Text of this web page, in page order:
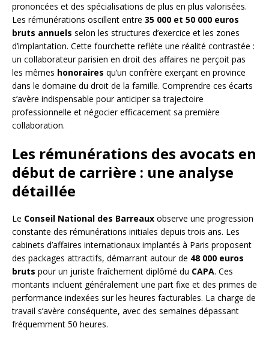
prononcées et des spécialisations de plus en plus valorisées.
Les rémunérations oscillent entre 35 000 et 50 000 euros
bruts annuels selon les structures d’exercice et les zones
d’implantation. Cette fourchette reflète une réalité contrastée :
un collaborateur parisien en droit des affaires ne perçoit pas
les mêmes honoraires qu’un confrère exerçant en province
dans le domaine du droit de la famille. Comprendre ces écarts
s’avère indispensable pour anticiper sa trajectoire
professionnelle et négocier efficacement sa première
collaboration.
Les rémunérations des avocats en
début de carrière : une analyse
détaillée
Le Conseil National des Barreaux observe une progression
constante des rémunérations initiales depuis trois ans. Les
cabinets d’affaires internationaux implantés à Paris proposent
des packages attractifs, démarrant autour de 48 000 euros
bruts pour un juriste fraîchement diplômé du CAPA. Ces
montants incluent généralement une part fixe et des primes de
performance indexées sur les heures facturables. La charge de
travail s’avère conséquente, avec des semaines dépassant
fréquemment 50 heures.